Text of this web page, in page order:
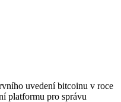
uvedení bitcoinu v roce
platformu pro správu